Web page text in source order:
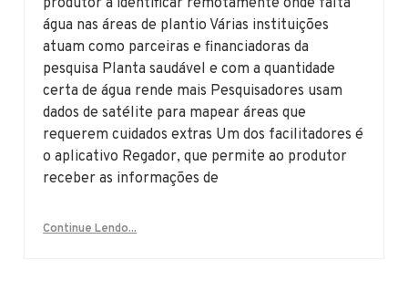
produtor a identificar remotamente onde falta
água nas áreas de plantio Várias instituições
atuam como parceiras e financiadoras da
pesquisa Planta saudável e com a quantidade
certa de água rende mais Pesquisadores usam
dados de satélite para mapear áreas que
requerem cuidados extras Um dos facilitadores é
o aplicativo Regador, que permite ao produtor
receber as informações de
Continue Lendo...